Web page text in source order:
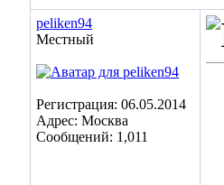
peliken94
Местный
Регистрация: 06.05.2014
Адрес: Москва
Сообщений: 1,011